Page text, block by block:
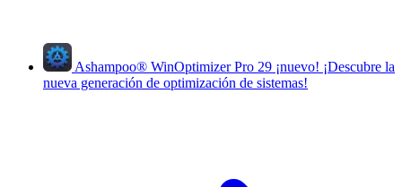
Ashampoo® WinOptimizer Pro 29 ¡nuevo! ¡Descubre la
nueva generación de optimización de sistemas!